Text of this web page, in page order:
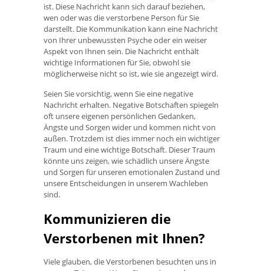
ist. Diese Nachricht kann sich darauf beziehen,
wen oder was die verstorbene Person für Sie
darstellt. Die Kommunikation kann eine Nachricht
von Ihrer unbewussten Psyche oder ein weiser
Aspekt von Ihnen sein. Die Nachricht enthält
wichtige Informationen für Sie, obwohl sie
möglicherweise nicht so ist, wie sie angezeigt wird.
Seien Sie vorsichtig, wenn Sie eine negative
Nachricht erhalten. Negative Botschaften spiegeln
oft unsere eigenen persönlichen Gedanken,
Ängste und Sorgen wider und kommen nicht von
außen. Trotzdem ist dies immer noch ein wichtiger
Traum und eine wichtige Botschaft. Dieser Traum
könnte uns zeigen, wie schädlich unsere Ängste
und Sorgen für unseren emotionalen Zustand und
unsere Entscheidungen in unserem Wachleben
sind.
Kommunizieren die
Verstorbenen mit Ihnen?
Viele glauben, die Verstorbenen besuchten uns in